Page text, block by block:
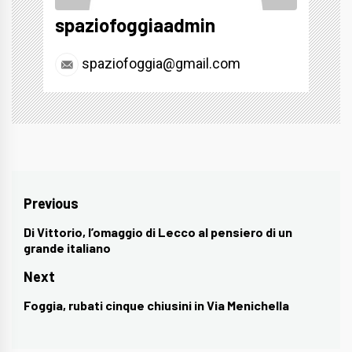
spaziofoggiaadmin
spaziofoggia@gmail.com
Navigazione
articoli
Previous
Previous
post:
Di Vittorio, l’omaggio di Lecco al pensiero di un
grande italiano
Next
Next
Foggia, rubati cinque chiusini in Via Menichella